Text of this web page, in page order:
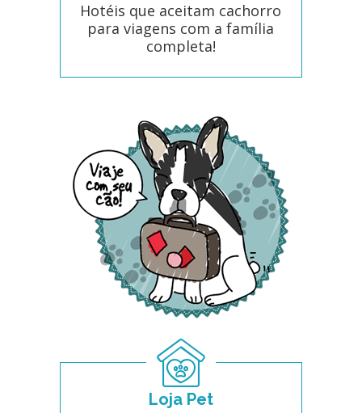
Hotéis que aceitam cachorro
para viagens com a família
completa!
Loja Pet